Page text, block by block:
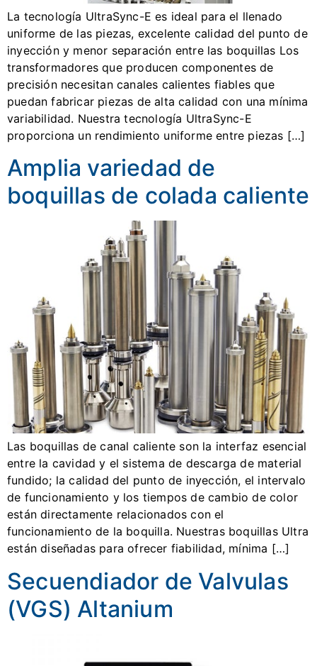
La tecnología UltraSync-E es ideal para el llenado
uniforme de las piezas, excelente calidad del punto de
inyección y menor separación entre las boquillas Los
transformadores que producen componentes de
precisión necesitan canales calientes fiables que
puedan fabricar piezas de alta calidad con una mínima
variabilidad. Nuestra tecnología UltraSync-E
proporciona un rendimiento uniforme entre piezas […]
Amplia variedad de
boquillas de colada caliente
Las boquillas de canal caliente son la interfaz esencial
entre la cavidad y el sistema de descarga de material
fundido; la calidad del punto de inyección, el intervalo
de funcionamiento y los tiempos de cambio de color
están directamente relacionados con el
funcionamiento de la boquilla. Nuestras boquillas Ultra
están diseñadas para ofrecer fiabilidad, mínima […]
Secuendiador de Valvulas
(VGS) Altanium